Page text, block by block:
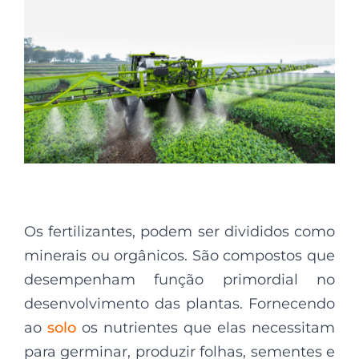
Os fertilizantes, podem ser divididos como
minerais ou orgânicos. São compostos que
desempenham função primordial no
desenvolvimento das plantas. Fornecendo
ao solo os nutrientes que elas necessitam
para germinar, produzir folhas, sementes e